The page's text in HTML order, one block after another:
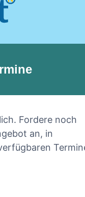
Fordere noch
an, in